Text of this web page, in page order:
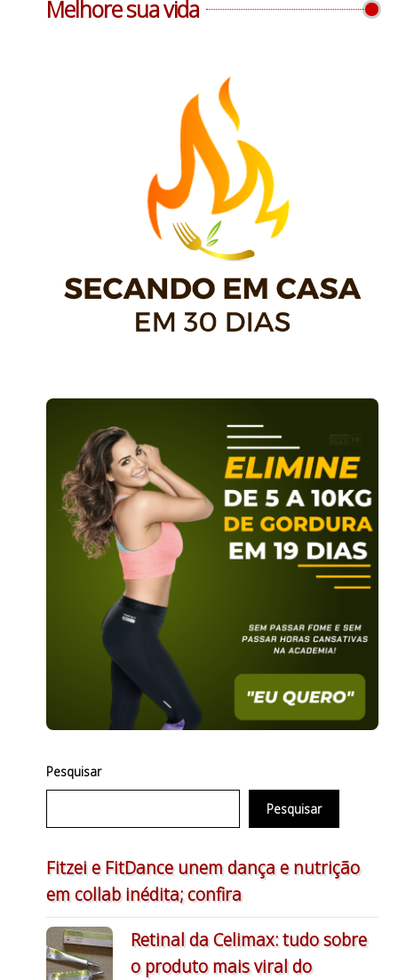
Melhore sua vida
Pesquisar
Pesquisar
Fitzei e FitDance unem dança e nutrição
em collab inédita; confira
Retinal da Celimax: tudo sobre
o produto mais viral do